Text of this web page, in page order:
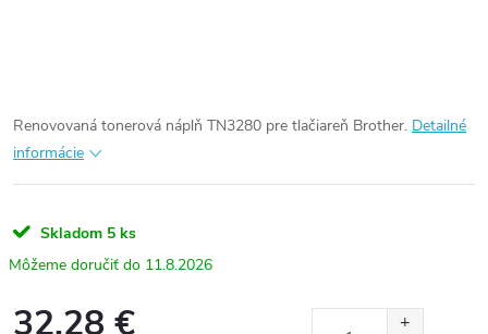
Renovovaná tonerová náplň TN3280 pre tlačiareň Brother. Detailné
informácie
Skladom 5 ks
11.8.2026
32,28 €